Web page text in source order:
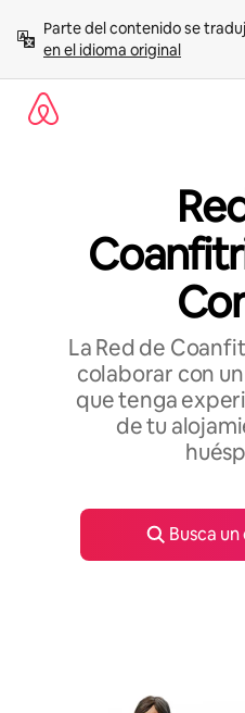
contenido
Parte del contenido se
en el idioma original
La Red de
colaborar con
que tenga
de tu
Busca